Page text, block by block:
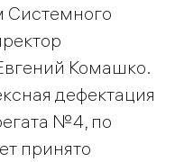
Системного
Комашко.
дефектация
№4, по
принято